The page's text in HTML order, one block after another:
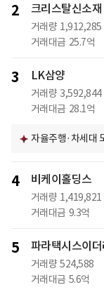
2 크리스탈신소재
거래량 1,912,285
거래대금 25.7억
3 LK삼양
거래량 3,592,844
거래대금 28.1억
자율주행·차세대
4 비케이홀딩스
거래량 1,419,821
거래대금 9.3억
5 파라택시스이
거래량 524,588
거래대금 5.6억